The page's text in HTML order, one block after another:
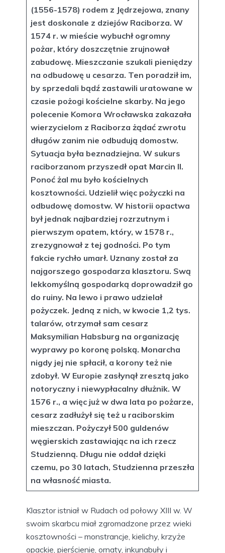
(1556-1578) rodem z Jędrzejowa, znany
jest doskonale z dziejów Raciborza. W
1574 r. w mieście wybuchł ogromny
pożar, który doszczętnie zrujnował
zabudowę. Mieszczanie szukali pieniędzy
na odbudowę u cesarza. Ten poradził im,
by sprzedali bądź zastawili uratowane w
czasie pożogi kościelne skarby. Na jego
polecenie Komora Wrocławska zakazała
wierzycielom z Raciborza żądać zwrotu
długów zanim nie odbudują domostw.
Sytuacja była beznadziejna. W sukurs
raciborzanom przyszedł opat Marcin II.
Ponoć żal mu było kościelnych
kosztowności. Udzielił więc pożyczki na
odbudowę domostw. W historii opactwa
był jednak najbardziej rozrzutnym i
pierwszym opatem, który, w 1578 r.,
zrezygnował z tej godności. Po tym
fakcie rychło umarł. Uznany został za
najgorszego gospodarza klasztoru. Swą
lekkomyślną gospodarką doprowadził go
do ruiny. Na lewo i prawo udzielał
pożyczek. Jedną z nich, w kwocie 1,2 tys.
talarów, otrzymał sam cesarz
Maksymilian Habsburg na organizację
wyprawy po koronę polską. Monarcha
nigdy jej nie spłacił, a korony też nie
zdobył. W Europie zasłynął zresztą jako
notoryczny i niewypłacalny dłużnik. W
1576 r., a więc już w dwa lata po pożarze,
cesarz zadłużył się też u raciborskim
mieszczan. Pożyczył 500 guldenów
węgierskich zastawiając na ich rzecz
Studzienną. Długu nie oddał dzięki
czemu, po 30 latach, Studzienna przeszła
na własność miasta.
Klasztor istniał w Rudach od połowy XIII w. W
swoim skarbcu miał zgromadzone przez wieki
kosztowności – monstrancje, kielichy, krzyże
opackie, pierścienie, ornaty, inkunabuły i